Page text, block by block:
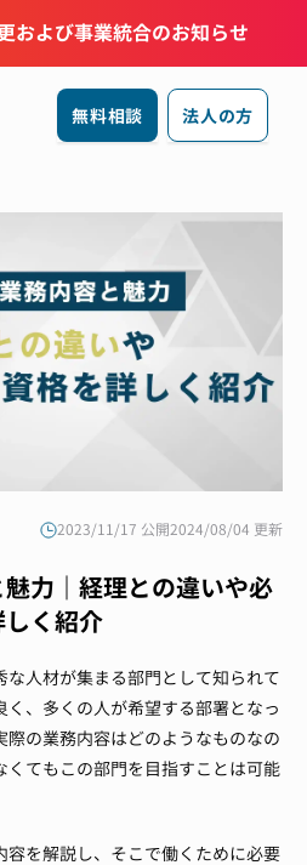
および事業統合のお知らせ
無料相談 法人の方
2023/11/17 公開2024/08/04 更新
力｜経理との違いや必
く紹介
人材が集まる部門として知られて
、多くの人が希望する部署となっ
の業務内容はどのようなものなの
くてもこの部門を目指すことは可能
を解説し、そこで働くために必要